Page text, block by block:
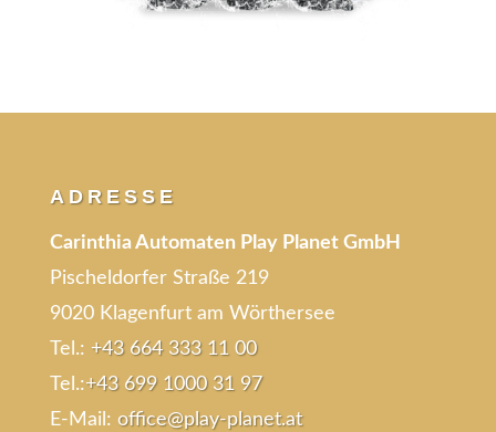
ADRESSE
Carinthia Automaten Play Planet GmbH
Pischeldorfer Straße 219
9020 Klagenfurt am Wörthersee
Tel.: +43 664 333 11 00
Tel.:+43 699 1000 31 97
E-Mail: office@play-planet.at